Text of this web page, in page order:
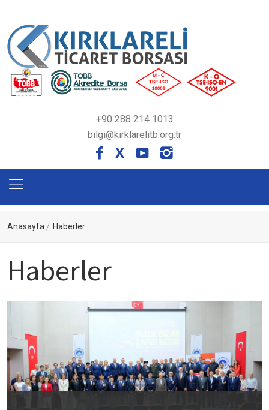
+90 288 214 1013
bilgi@kirklarelitb.org.tr
X
Anasayfa Haberler
Haberler